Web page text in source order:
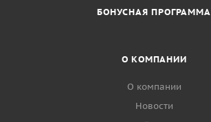
БОНУСНАЯ ПРОГРАММА
О КОМПАНИИ
О компании
Новости